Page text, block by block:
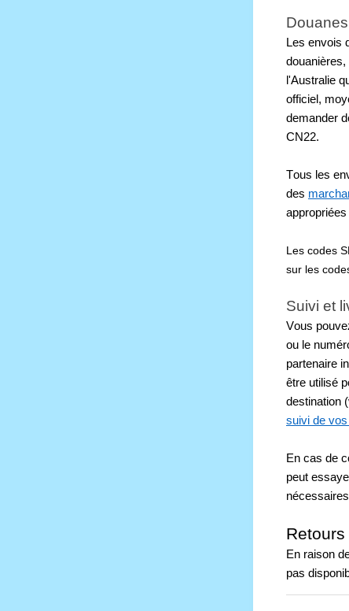
Les envois
douanières,
l'Australie
officiel,
demander
CN22.
Tous les
des
Les codes
sur les
Suivi et
Vous
ou le
partenaire
être utilisé
destination
suivi de
En cas de
peut
Retours
En raison
pas